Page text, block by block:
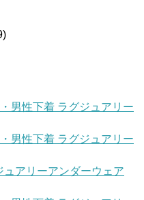
男性下着 ラグジュアリー
男性下着 ラグジュアリー
ュアリーアンダーウェア